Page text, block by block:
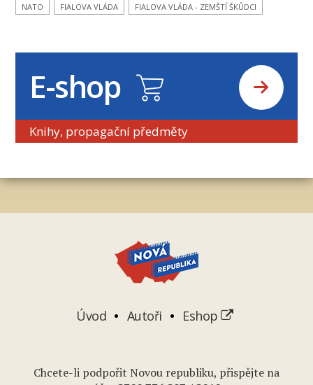
NATO
FIALOVA VLÁDA FIALOVA VLÁDA - ZEMŠTÍ ŠKŮDCI
E-shop
Knihy, propagační předměty
Úvod Autoři Eshop
Chcete-li podpořit Novou republiku, přispějte na